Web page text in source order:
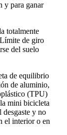
y para ganar
totalmente
de giro
del suelo
de equilibrio
de aluminio,
(TPU)
mini bicicleta
desgaste y no
el interior o en